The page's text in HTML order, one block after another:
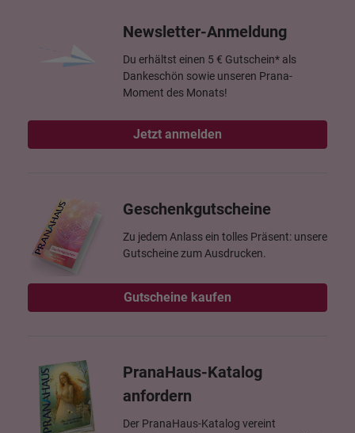
Newsletter-Anmeldung
Du erhältst einen 5 € Gutschein* als
Dankeschön sowie unseren Prana-
Moment des Monats!
Jetzt anmelden
Geschenkgutscheine
Zu jedem Anlass ein tolles Präsent: unsere
Gutscheine zum Ausdrucken.
Gutscheine kaufen
PranaHaus-Katalog
anfordern
Der PranaHaus-Katalog vereint